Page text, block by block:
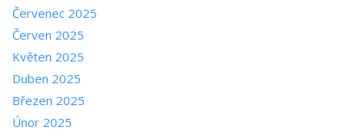
Červenec 2025
Červen 2025
Květen 2025
Duben 2025
Březen 2025
Únor 2025